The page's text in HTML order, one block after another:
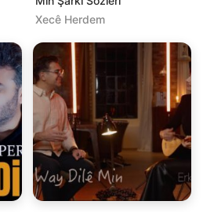
Xecê Herdem